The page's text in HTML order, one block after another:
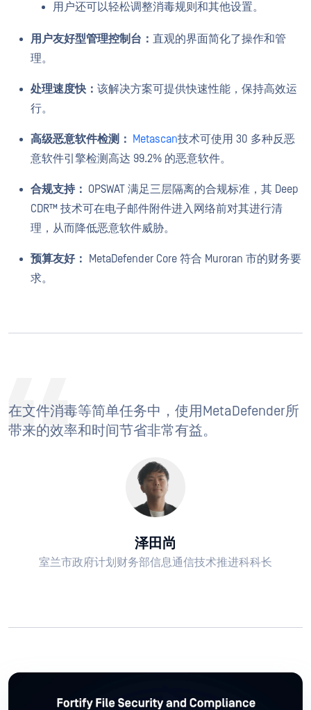
用户还可以轻松调整消毒规则和其他设置。
用户友好型管理控制台： 直观的界面简化了操作和管
理。
处理速度快： 该解决方案可提供快速性能，保持高效运
行。
高级恶意软件检测： Metascan技术可使用 30 多种反恶
意软件引擎检测高达 99.2% 的恶意软件。
合规支持： OPSWAT 满足三层隔离的合规标准，其 Deep
CDR™ 技术可在电子邮件附件进入网络前对其进行清
理，从而降低恶意软件威胁。
预算友好：
MetaDefender Core 符合 Muroran 市的财务要
求。
在文件消毒等简单任务中，使用MetaDefender所
带来的效率和时间节省非常有益。
泽田尚
室兰市政府计划财务部信息通信技术推进科科长